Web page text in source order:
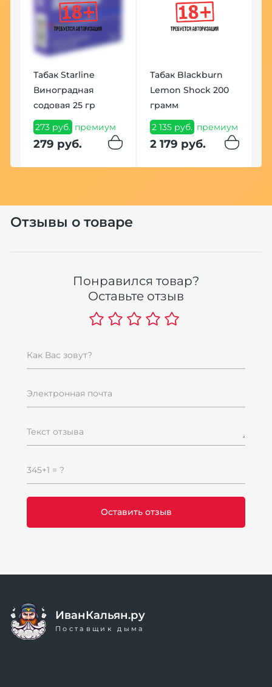
Табак Starline
Виноградная
содовая 25 гр
273 руб. премиум
279 руб.
Табак Blackburn
Lemon Shock 200
грамм
2 135 руб. премиум
2 179 руб.
Отзывы о товаре
Понравился товар?
Оставьте отзыв
Как Вас зовут?
Электронная почта
Текст отзыва
345+1 = ?
ИванКальян.ру
Поставщик дыма